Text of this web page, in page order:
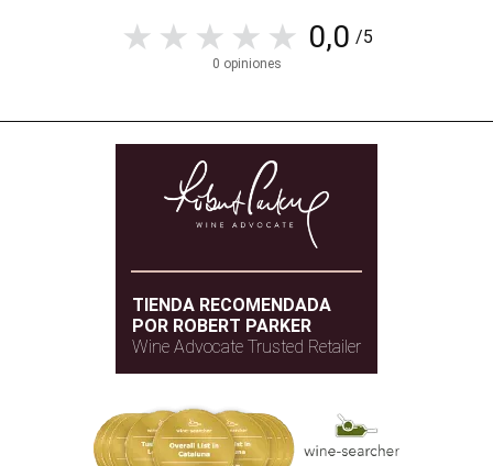
0,0 /5
0 opiniones
TIENDA RECOMENDADA
POR ROBERT PARKER
Wine Advocate Trusted Retailer